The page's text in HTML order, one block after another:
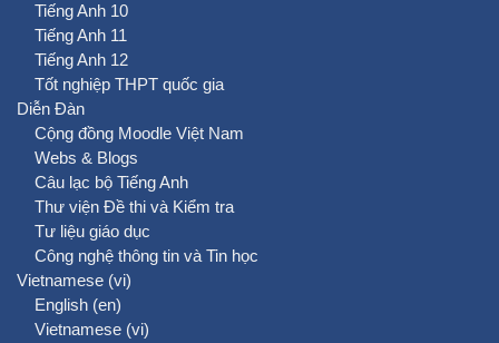
Tiếng Anh 10
Tiếng Anh 11
Tiếng Anh 12
Tốt nghiệp THPT quốc gia
Diễn Đàn
Cộng đồng Moodle Việt Nam
Webs & Blogs
Câu lạc bộ Tiếng Anh
Thư viện Đề thi và Kiểm tra
Tư liệu giáo dục
Công nghệ thông tin và Tin học
Vietnamese ‎(vi)‎
English ‎(en)‎
Vietnamese ‎(vi)‎